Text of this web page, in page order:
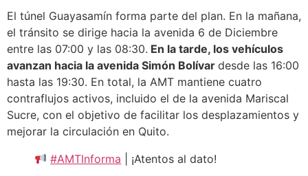
El túnel Guayasamín forma parte del plan. En la mañana,
el tránsito se dirige hacia la avenida 6 de Diciembre
entre las 07:00 y las 08:30. En la tarde, los vehículos
avanzan hacia la avenida Simón Bolívar desde las 16:00
hasta las 19:30. En total, la AMT mantiene cuatro
contraflujos activos, incluido el de la avenida Mariscal
Sucre, con el objetivo de facilitar los desplazamientos y
mejorar la circulación en Quito.
#AMTInforma | ¡Atentos al dato!